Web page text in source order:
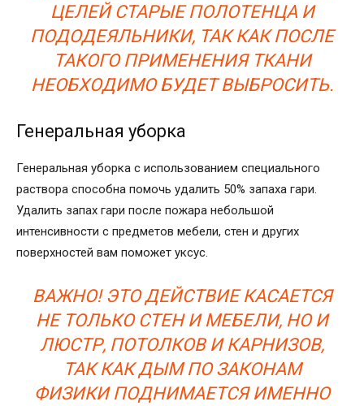
ЦЕЛЕЙ СТАРЫЕ ПОЛОТЕНЦА И
ПОДОДЕЯЛЬНИКИ, ТАК КАК ПОСЛЕ
ТАКОГО ПРИМЕНЕНИЯ ТКАНИ
НЕОБХОДИМО БУДЕТ ВЫБРОСИТЬ.
Генеральная уборка
Генеральная уборка с использованием специального
раствора способна помочь удалить 50% запаха гари.
Удалить запах гари после пожара небольшой
интенсивности с предметов мебели, стен и других
поверхностей вам поможет уксус.
ВАЖНО! ЭТО ДЕЙСТВИЕ КАСАЕТСЯ
НЕ ТОЛЬКО СТЕН И МЕБЕЛИ, НО И
ЛЮСТР, ПОТОЛКОВ И КАРНИЗОВ,
ТАК КАК ДЫМ ПО ЗАКОНАМ
ФИЗИКИ ПОДНИМАЕТСЯ ИМЕННО